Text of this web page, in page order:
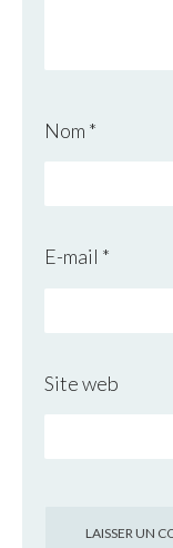
Nom *
E-mail *
Site web